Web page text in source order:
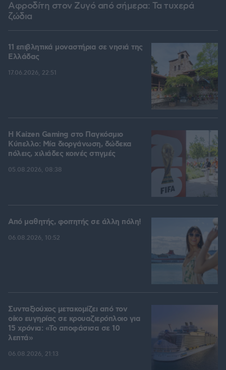
Αφροδίτη στον Ζυγό από σήμερα: Τα τυχερά
ζώδια
11 επιβλητικά μοναστήρια σε νησιά της
Ελλάδας
17.06.2026, 22:51
H Kaizen Gaming στο Παγκόσμιο
Kύπελλο: Μία διοργάνωση, δώδεκα
πόλεις, χιλιάδες κοινές στιγμές
05.08.2026, 08:38
Από μαθητής, φοιτητής σε άλλη πόλη!
06.08.2026, 10:52
Συνταξιούχος μετακομίζει από τον
οίκο ευγηρίας σε κρουαζιερόπλοιο για
15 χρόνια: «Το αποφάσισα σε 10
λεπτά»
06.08.2026, 21:13